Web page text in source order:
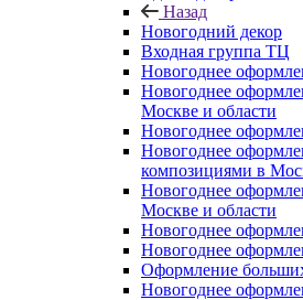
Назад
Новогодний декор
Входная группа ТЦ
Новогоднее
Новогоднее
Москве и области
Новогоднее
Новогоднее
композициями в
Новогоднее
Москве и области
Новогоднее
Новогоднее
Оформление
Новогоднее